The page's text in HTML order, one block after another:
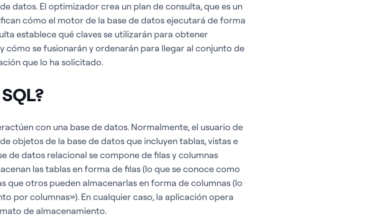
datos. El optimizador crea un plan de consulta, que es un
cómo el motor de la base de datos ejecutará de forma
establece qué claves se utilizarán para obtener
cómo se fusionarán y ordenarán para llegar al conjunto de
que lo ha solicitado.
con una base de datos. Normalmente, el usuario de
objetos de la base de datos que incluyen tablas, vistas e
de datos relacional se compone de filas y columnas
las tablas en forma de filas (lo que se conoce como
que otros pueden almacenarlas en forma de columnas (lo
por columnas»). En cualquier caso, la aplicación opera
de almacenamiento.